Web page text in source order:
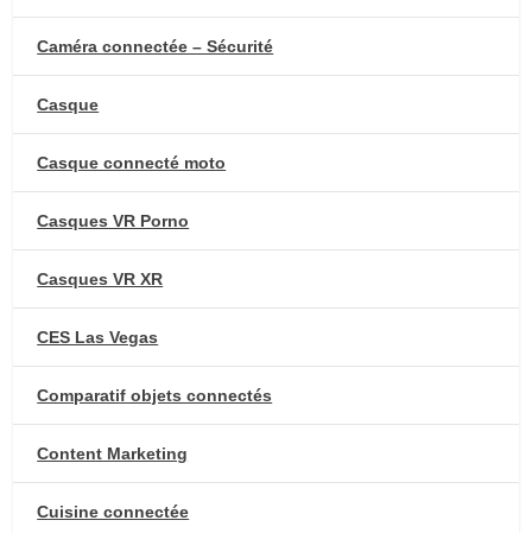
Caméra connectée – Sécurité
Casque
Casque connecté moto
Casques VR Porno
Casques VR XR
CES Las Vegas
Comparatif objets connectés
Content Marketing
Cuisine connectée